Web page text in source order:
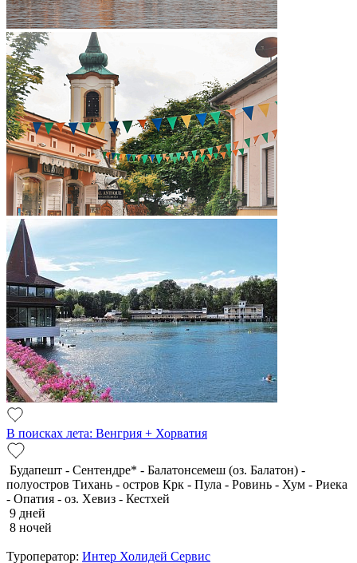
В поисках лета: Венгрия + Хорватия
Будапешт - Сентендре* - Балатонсемеш (оз. Балатон) -
полуостров Тихань - остров Крк - Пула - Ровинь - Хум - Риека
- Опатия - оз. Хевиз - Кестхей
9 дней
8 ночей
Туроператор: Интер Холидей Сервис